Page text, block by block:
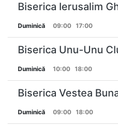
Biserica Ierusalim
Duminică 09:00 17:00
Biserica Unu-Unu
Duminică 10:00 18:00
Biserica Vestea
Duminică 09:00 18:00